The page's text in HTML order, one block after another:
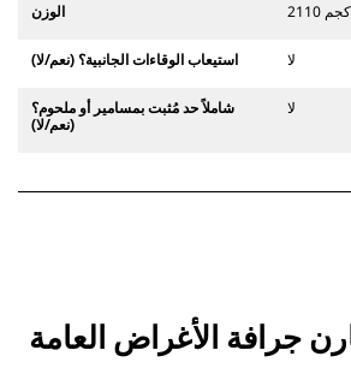
الوزن 2110 كجم
استيعاب الوقاءات الجانبية؟ (نعم/لا) لا
شاملاً حد مُثبت بمسامير أو ملحوم؟
(نعم/لا)
لا
جرافة الأغراض العامة